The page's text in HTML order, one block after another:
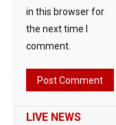
in this browser for
the next time I
comment.
LIVE NEWS